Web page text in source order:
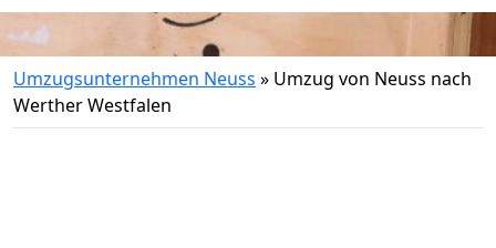
Umzugsunternehmen Neuss » Umzug von Neuss nach
Werther Westfalen